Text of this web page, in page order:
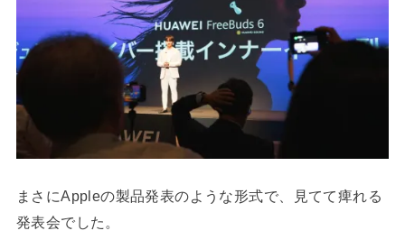
まさにAppleの製品発表のような形式で、見てて痺れる
発表会でした。